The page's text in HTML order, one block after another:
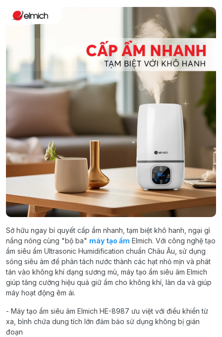
Sở hữu ngay bí quyết cấp ẩm nhanh, tạm biệt khô hanh, ngại gì
nắng nóng cùng "bộ ba" máy tạo ẩm Elmich. Với công nghệ tạo
ẩm siêu ẩm Ultrasonic Humidification chuẩn Châu Âu, sử dụng
sóng siêu âm để phân tách nước thành các hạt nhỏ mịn và phát
tán vào không khí dạng sương mù, máy tạo ẩm siêu âm Elmich
giúp tăng cường hiệu quả giữ ẩm cho không khí, làn da và giúp
máy hoạt động êm ái.
- Máy tạo ẩm siêu âm Elmich HE-8987 ưu việt với điều khiển từ
xa, bình chứa dung tích lớn đảm bảo sử dụng không bị gián
đoạn